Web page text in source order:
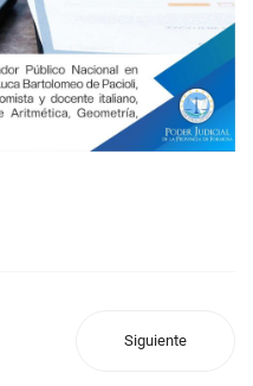
Siguiente